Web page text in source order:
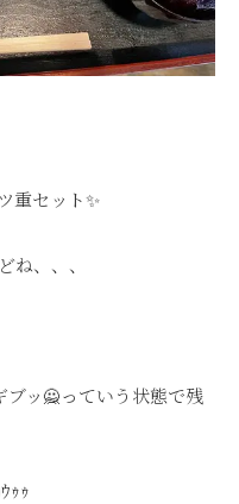
重セット✨
ね、、、
ッ🙅っていう状態で残
ｩｩ